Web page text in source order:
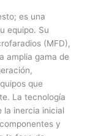
es una
equipo. Su
(MFD),
amplia gama de
que
La tecnología
la inercia inicial
y